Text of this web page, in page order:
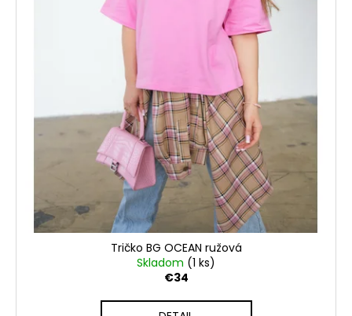
Tričko BG OCEAN ružová
Skladom (1 ks)
€34